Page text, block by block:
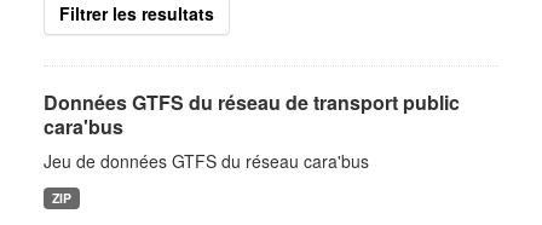
Filtrer les resultats
Données GTFS du réseau de transport public
cara'bus
Jeu de données GTFS du réseau cara'bus
ZIP